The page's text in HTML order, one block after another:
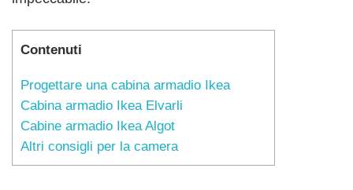
Contenuti
Progettare una cabina armadio Ikea
Cabina armadio Ikea Elvarli
Cabine armadio Ikea Algot
Altri consigli per la camera